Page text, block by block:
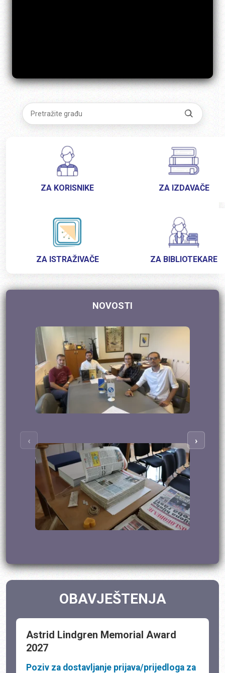
ZA KORISNIKE ZA IZDAVAČE
ZA ISTRAŽIVAČE ZA BIBLIOTEKARE
NOVOSTI
‹ ›
OBAVJEŠTENJA
Astrid Lindgren Memorial Award
2027
Poziv za dostavljanje prijava/prijedloga za